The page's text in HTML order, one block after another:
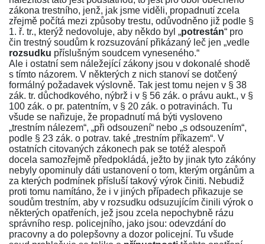
zákona trestního, jenž, jak jsme viděli, propadnutí zcela
zřejmě počítá mezi způsoby trestu, odůvodněno již podle §
1. ř. tr., kterýž nedovoluje, aby někdo byl „potrestán“ pro
čin trestný soudům k rozsuzování přikázaný leč jen „vedle
rozsudku příslušným soudcem vyneseného.“
Ale i ostatní sem náležející zákony jsou v dokonalé shodě
s tímto názorem. V některých z nich stanoví se dotčený
formálný požadavek výslovně. Tak jest tomu nejen v § 38
zák. tr. důchodkového, nýbrž i v § 56 zák. o právu aukt., v §
100 zák. o pr. patentním, v § 20 zák. o potravinách. Tu
všude se nařizuje, že propadnutí má býti vysloveno
„trestním nálezem“, „při odsouzení“ nebo „s odsouzením“,
podle § 23 zák. o potrav. také „trestním příkazem“. V
ostatních citovaných zákonech pak se totéž alespoň
docela samozřejmě předpokládá, ježto by jinak tyto zákóny
nebyly opominuly dáti ustanovení o tom, kterým orgánům a
za kterých podmínek přísluší takový výrok činiti. Nebudiž
proti tomu namítáno, že i v jiných případech přikazuje se
soudům trestním, aby v rozsudku odsuzujícím činili výrok o
některých opatřeních, jež jsou zcela nepochybně rázu
správního resp. policejního, jako jsou: odevzdání do
pracovny a do polepšovny a dozor policejní. Tu všude